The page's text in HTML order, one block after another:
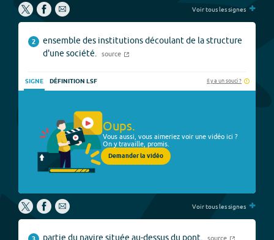
Voir tous les signes +
2
ensemble des institutions découlant de la structure
d'une société.
source
SIGNE DÉFINITION LSF Il y a un souci ?
Oups.
Vous aussi, vous aimeriez voir une vidéo ici ?
On y travaille, promis.
Demander la vidéo
Voir tous les signes +
partie du navire située au-dessus du pont. source